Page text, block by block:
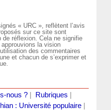
« URC », reflètent l’avis
sur ce site sont
de réflexion. Cela ne signifie
la vision
des commentaires
et chacun de s’exprimer et
nous ?| Rubriques
: Université populaire